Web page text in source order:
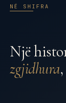
NË SHIFRA
Një
zgjidhura